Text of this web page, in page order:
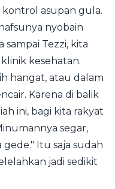
kontrol asupan gula.
nyobain
Tezzi, kita
kesehatan.
hangat, atau dalam
Karena di balik
ini, bagi kita rakyat
segar,
Itu saja sudah
jadi sedikit